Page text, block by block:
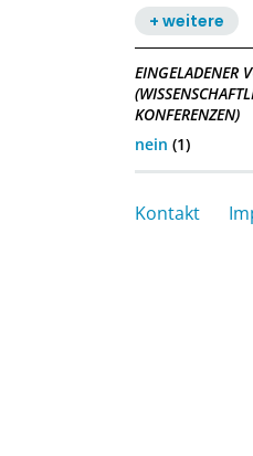
+ weitere
EINGELADENER
KONFERENZEN)
nein (1)
Kontakt